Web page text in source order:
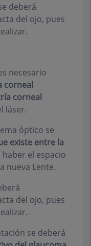
deberá
del ojo, pues
necesario
corneal
corneal
láser.
óptico se
existe entre la
el espacio
nueva Lente.
del ojo, pues
se deberá